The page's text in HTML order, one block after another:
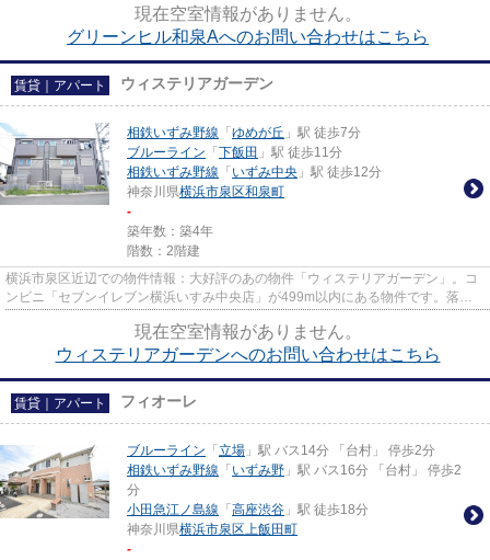
現在空室情報がありません。
グリーンヒル和泉Aへのお問い合わせはこちら
賃貸｜アパート ウィステリアガーデン
相鉄いずみ野線 「 ゆめが丘 」駅 徒歩7分
ブルーライン 「 下飯田 」駅 徒歩11分
相鉄いずみ野線 「 いずみ中央 」駅 徒歩12分
神奈川県横浜市泉区和泉町
-
築年数：築4年
階数：2階建
横浜市泉区近辺での物件情報：大好評のあの物件「ウィステリアガーデン」。コ
ンビニ「セブンイレブン横浜いすみ中央店」が499m以内にある物件です。落ち
現在空室情報がありません。
ウィステリアガーデンへのお問い合わせはこちら
賃貸｜アパート フィオーレ
ブルーライン 「 立場 」駅 バス14分 「台村」 停歩2分
相鉄いずみ野線 「 いずみ野 」駅 バス16分 「台村」 停歩2
分
小田急江ノ島線 「 高座渋谷 」駅 徒歩18分
神奈川県横浜市泉区上飯田町
-